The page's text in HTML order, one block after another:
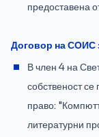
предоставена
Договор на СОИС
В член 4 на
собственост
право:
литературни